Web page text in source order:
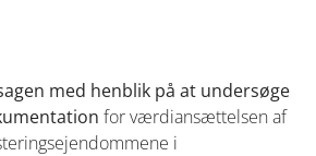
med henblik på at undersøge
for værdiansættelsen af
i